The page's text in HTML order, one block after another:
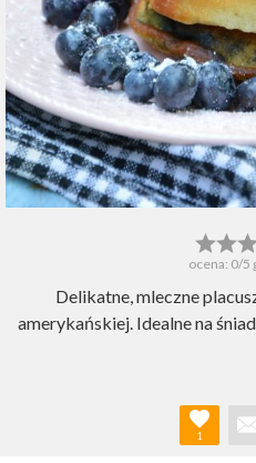
ocena: 0/5
Delikatne, mleczne
amerykańskiej. Idealne na
1